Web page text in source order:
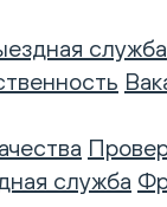
служба
служба